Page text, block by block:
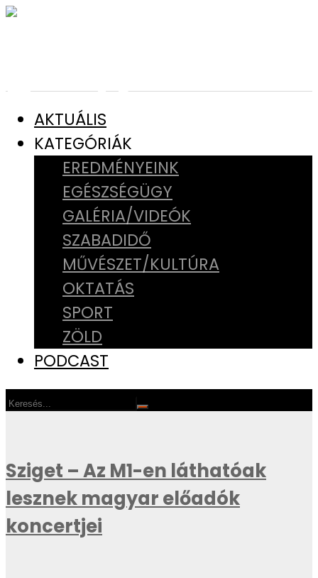
AKTUÁLIS
KATEGÓRIÁK
EREDMÉNYEINK
EGÉSZSÉGÜGY
GALÉRIA/VIDEÓK
SZABADIDŐ
MŰVÉSZET/KULTÚRA
OKTATÁS
SPORT
ZÖLD
PODCAST
Sziget – Az M1-en láthatóak
lesznek magyar előadók
koncertjei